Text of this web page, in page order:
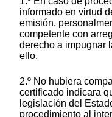
informado en virtud
emisión,
competente con
derecho a impugnar
ello.
2.º No hubiera
certificado indicara
legislación del
procedimiento al